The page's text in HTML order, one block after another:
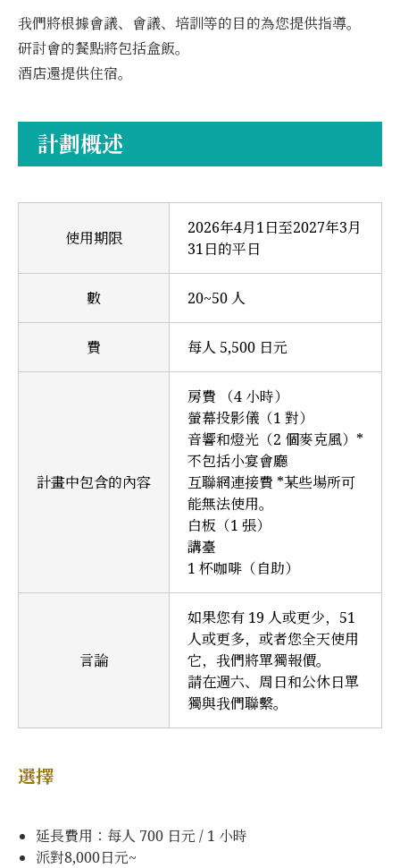
我們將根據會議、會議、培訓等的目的為您提供指導。
研討會的餐點將包括盒飯。
酒店還提供住宿。
計劃概述
使用期限
2026年4月1日至2027年3月
31日的平日
數 20~50 人
費 每人 5,500 日元
計畫中包含的內容
房費 （4 小時）
螢幕投影儀（1 對）
音響和燈光（2 個麥克風）*
不包括小宴會廳
互聯網連接費 *某些場所可
能無法使用。
白板（1 張）
講臺
1 杯咖啡（自助）
言論
如果您有 19 人或更少，51
人或更多，或者您全天使用
它，我們將單獨報價。
請在週六、周日和公休日單
獨與我們聯繫。
選擇
延長費用：每人 700 日元 / 1 小時
派對8,000日元~